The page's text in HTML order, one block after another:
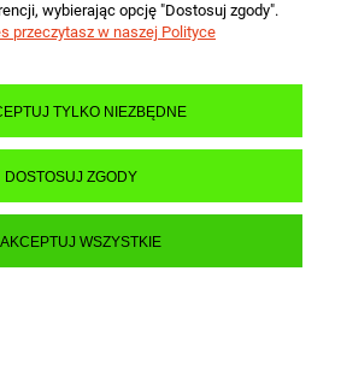
I DOSTAWA
INFORMACJE
O NAS
PEŁNĄ WERSJĘ STRONY
wybierając opcję "Dostosuj zgody".
przeczytasz w naszej Polityce
TYLKO NIEZBĘDNE
DOSTOSUJ ZGODY
WSZYSTKIE